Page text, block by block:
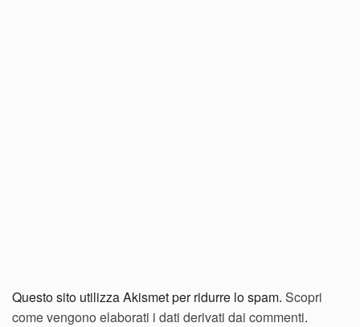
Questo sito utilizza Akismet per ridurre lo spam. Scopri
come vengono elaborati i dati derivati dai commenti.